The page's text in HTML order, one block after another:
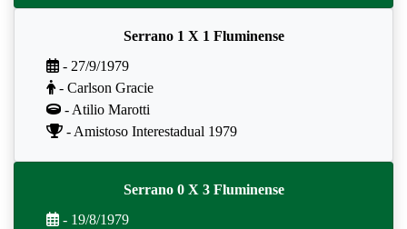
Serrano 1 X 1 Fluminense
- 27/9/1979
- Carlson Gracie
- Atilio Marotti
- Amistoso Interestadual 1979
Serrano 0 X 3 Fluminense
- 19/8/1979